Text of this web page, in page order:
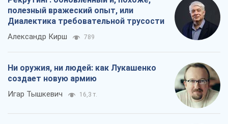
полезный вражеский опыт, или
Диалектика требовательной трусости
Александр Кирш 789
Ни оружия, ни людей: как Лукашенко
создает новую армию
Игар Тышкевич 16,3 т.